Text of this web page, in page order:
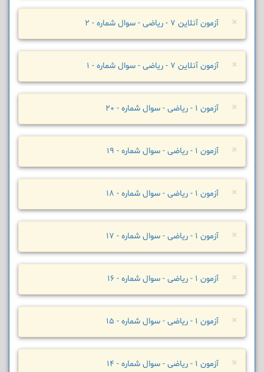
× آزمون آنلاین 7 - ریاضی - سوال شماره - 2
× آزمون آنلاین 7 - ریاضی - سوال شماره - 1
× آزمون 1 - ریاضی - سوال شماره - 20
× آزمون 1 - ریاضی - سوال شماره - 19
× آزمون 1 - ریاضی - سوال شماره - 18
× آزمون 1 - ریاضی - سوال شماره - 17
× آزمون 1 - ریاضی - سوال شماره - 16
× آزمون 1 - ریاضی - سوال شماره - 15
× آزمون 1 - ریاضی - سوال شماره - 14